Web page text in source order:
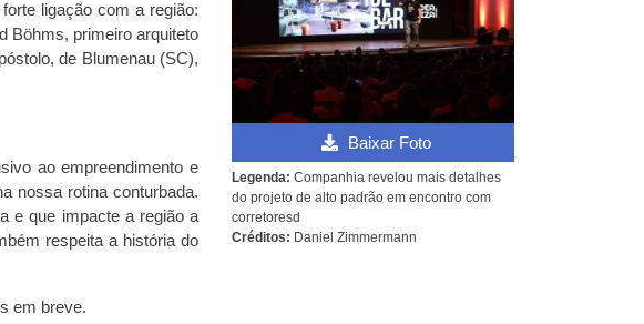
ligação com a região:
Böhms, primeiro arquiteto
de Blumenau (SC),
ao empreendimento e
nossa rotina conturbada.
e que impacte a região a
respeita a história do
em breve.
Baixar Foto
Legenda: Companhia revelou mais detalhes
do projeto de alto padrão em encontro com
corretoresd
Créditos: Daniel Zimmermann